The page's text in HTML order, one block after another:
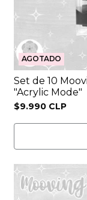
AGOTADO
Set de 10
"Acrylic Mode"
$9.990 CLP